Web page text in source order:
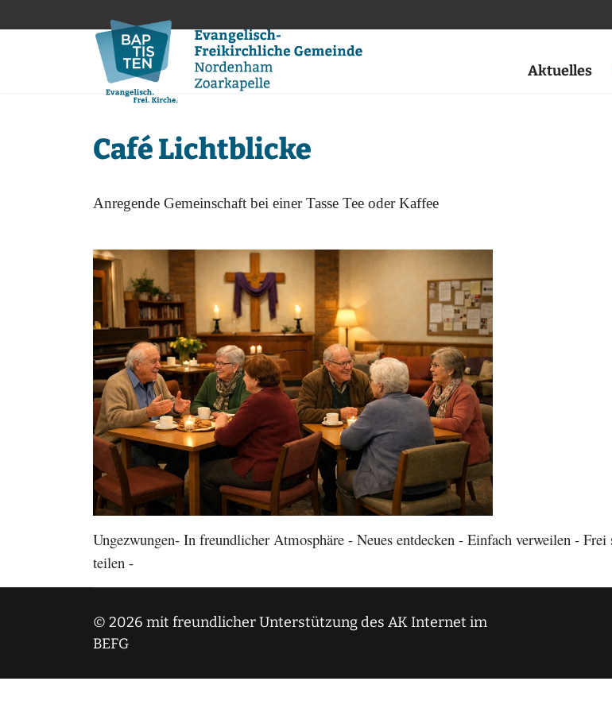
Aktuelles
Café Lichtblicke
Anregende Gemeinschaft bei einer Tasse Tee oder Kaffee
Ungezwungen- In freundlicher Atmosphäre - Neues entdecken - Einfach verweilen - Frei
teilen -
© 2026 mit freundlicher Unterstützung des AK Internet im
BEFG